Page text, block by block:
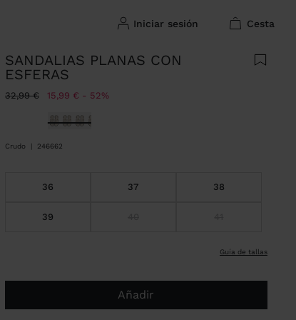
iniciar sesión cesta
SANDALIAS PLANAS CON
ESFERAS
Precio rebajado de
32,99 €A 15,99 € 52%
Seleccionado
Crudo 246662
36 37 38
39
guía de tallas
Añadir